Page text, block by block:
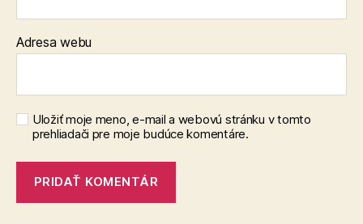
Adresa webu
Uložiť moje meno, e-mail a webovú stránku v tomto
prehliadači pre moje budúce komentáre.